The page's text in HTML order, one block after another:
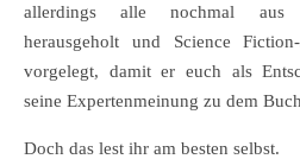
allerdings alle nochmal aus
herausgeholt und Science
vorgelegt, damit er euch als
seine Expertenmeinung zu dem
Doch das lest ihr am besten selbst.